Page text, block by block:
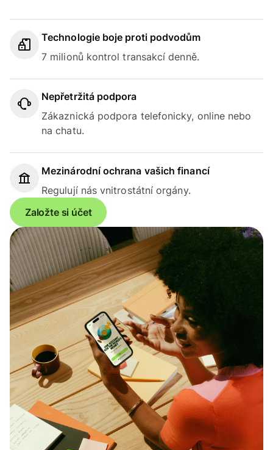
Technologie boje proti podvodům
7 milionů kontrol transakcí denně.
Nepřetržitá podpora
Zákaznická podpora telefonicky, online nebo
na chatu.
Mezinárodní ochrana vašich financí
Regulují nás vnitrostátní orgány.
Založte si účet